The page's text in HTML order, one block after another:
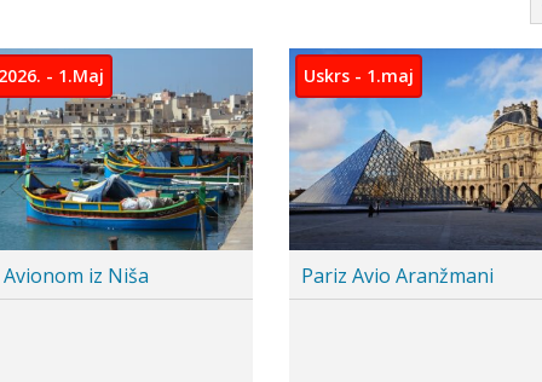
Cenovnik je
u pripremi
Japan doček Nove Godine
Cenovnik je
Budimpešta